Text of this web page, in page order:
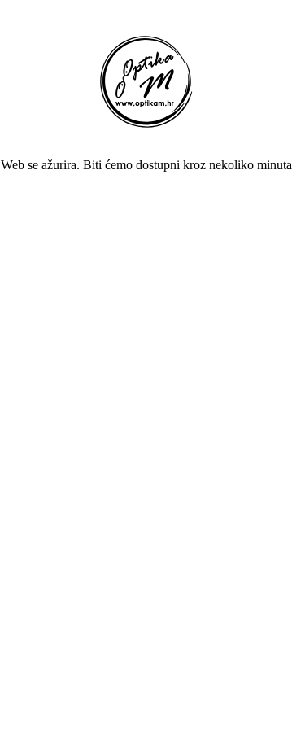
Web se ažurira. Biti ćemo dostupni kroz nekoliko minuta